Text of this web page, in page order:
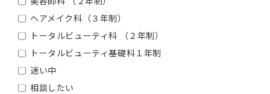
ヘアメイク科（３年制）
トータルビューティ科 （２年制）
トータルビューティ基礎科１年制
迷い中
相談したい